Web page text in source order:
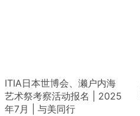
ITIA日本世博会、濑户内海
艺术祭考察活动报名 | 2025
年7月 | 与美同行